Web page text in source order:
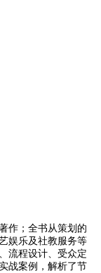
作；全书从策划的
娱乐及社教服务等
流程设计、受众定
战案例，解析了节